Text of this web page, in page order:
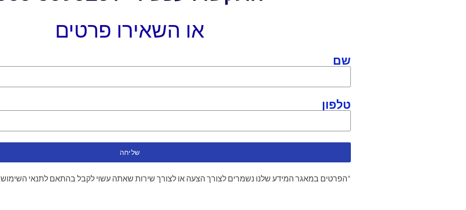
או השאירו פרטים
שם
טלפון
שליחה
*הפרטים במאגר המידע שלנו נשמרים לצורך הצעה או לצורך שירות שאתה עשוי לקבל בהתאם לתנאי השימוש